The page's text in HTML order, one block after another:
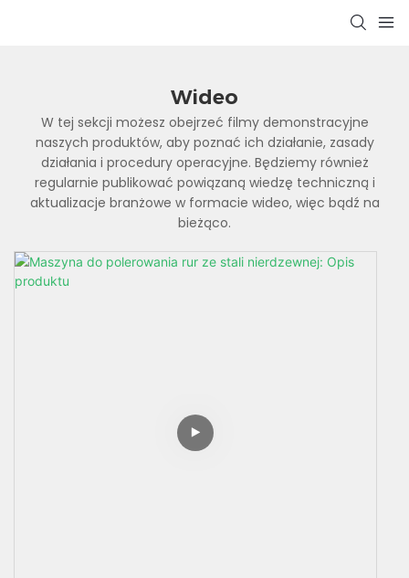
Wideo
W tej sekcji możesz obejrzeć filmy demonstracyjne
naszych produktów, aby poznać ich działanie, zasady
działania i procedury operacyjne. Będziemy również
regularnie publikować powiązaną wiedzę techniczną i
aktualizacje branżowe w formacie wideo, więc bądź na
bieżąco.